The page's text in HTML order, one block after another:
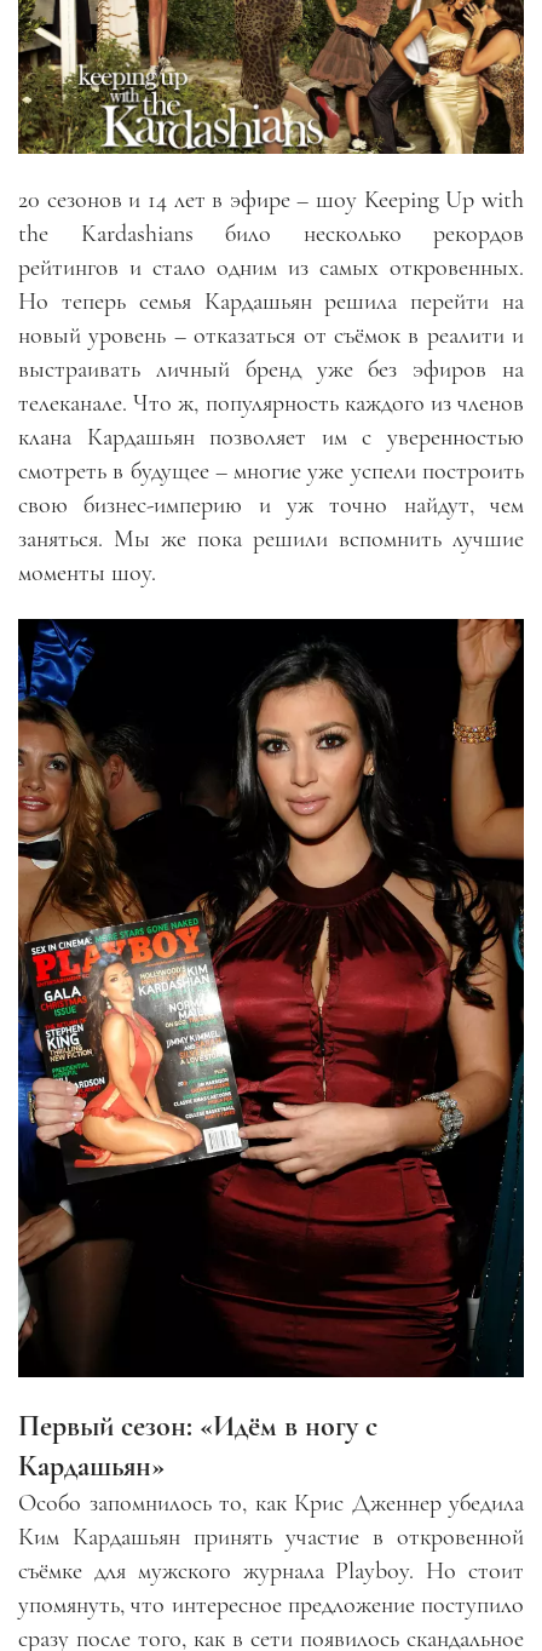
20 сезонов и 14 лет в эфире – шоу Keeping Up with
the Kardashians било несколько рекордов
рейтингов и стало одним из самых откровенных.
Но теперь семья Кардашьян решила перейти на
новый уровень – отказаться от съёмок в реалити и
выстраивать личный бренд уже без эфиров на
телеканале. Что ж, популярность каждого из членов
клана Кардашьян позволяет им с уверенностью
смотреть в будущее – многие уже успели построить
свою бизнес-империю и уж точно найдут, чем
заняться. Мы же пока решили вспомнить лучшие
моменты шоу.
Первый сезон: «Идём в ногу с
Кардашьян»
Особо запомнилось то, как Крис Дженнер убедила
Ким Кардашьян принять участие в откровенной
съёмке для мужского журнала Playboy. Но стоит
упомянуть, что интересное предложение поступило
сразу после того, как в сети появилось скандальное